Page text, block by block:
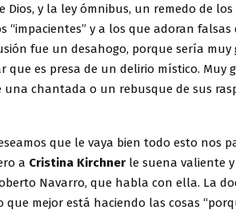
Dios, y la ley ómnibus, un remedo de
“impacientes” y a los que adoran
fue un desahogo, porque sería
que es presa de un delirio místico. Muy
una chantada o un rebusque de sus
que le vaya bien todo esto nos
a Cristina Kirchner le suena valiente
Navarro, que habla con ella. La
que mejor está haciendo las cosas